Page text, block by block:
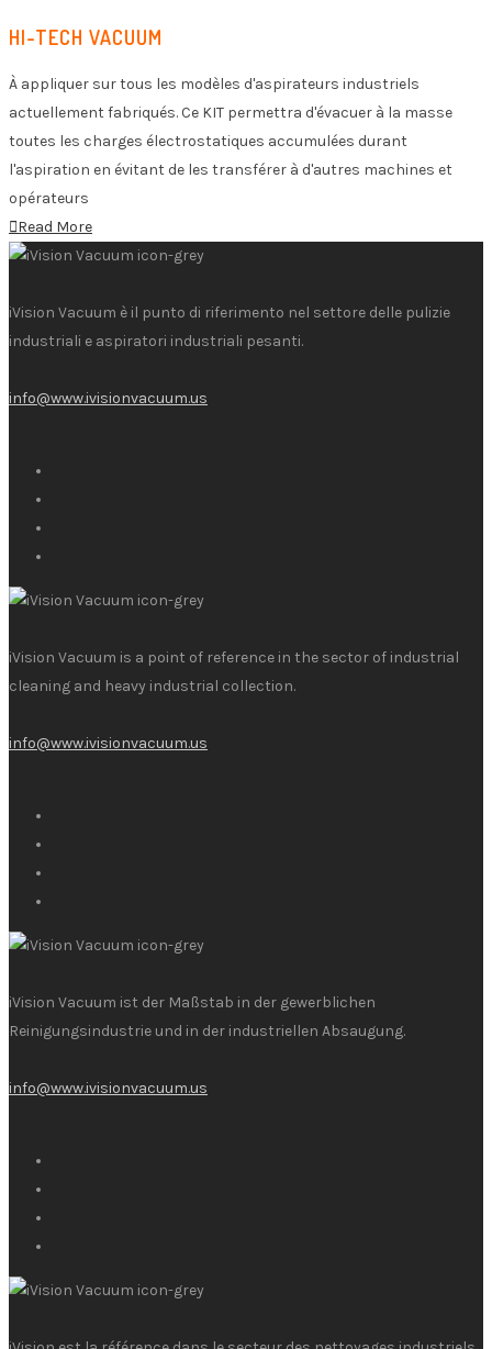
HI-TECH VACUUM
À appliquer sur tous les modèles d'aspirateurs industriels
actuellement fabriqués. Ce KIT permettra d'évacuer à la masse
toutes les charges électrostatiques accumulées durant
l'aspiration en évitant de les transférer à d'autres machines et
opérateurs
Read More
iVision Vacuum è il punto di riferimento nel settore delle pulizie
industriali e aspiratori industriali pesanti.
info@www.ivisionvacuum.us
iVision Vacuum is a point of reference in the sector of industrial
cleaning and heavy industrial collection.
info@www.ivisionvacuum.us
iVision Vacuum ist der Maßstab in der gewerblichen
Reinigungsindustrie und in der industriellen Absaugung.
info@www.ivisionvacuum.us